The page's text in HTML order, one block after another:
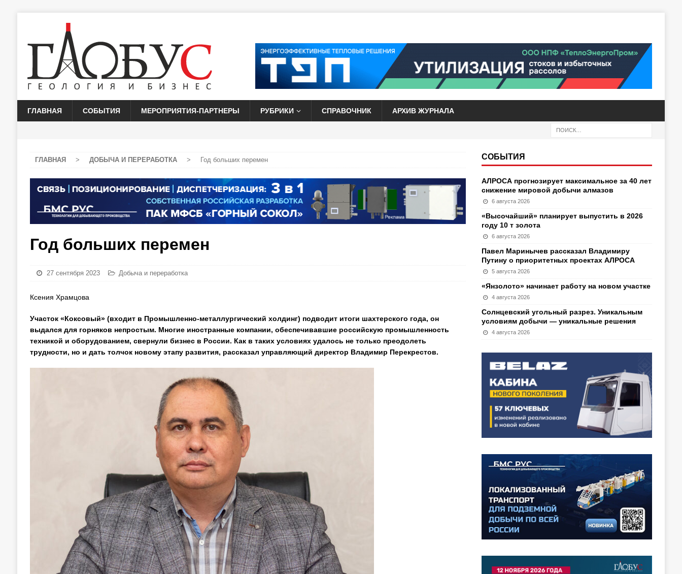
ГЛАВНАЯ СОБЫТИЯ МЕРОПРИЯТИЯ-ПАРТНЕРЫ РУБРИКИ СПРАВОЧНИК АРХИВ ЖУРНАЛА
ГЛАВНАЯ > ДОБЫЧА И ПЕРЕРАБОТКА > Год больших перемен
Год больших перемен
27 сентября 2023 Добыча и переработка
Ксения Храмцова
Участок «Коксовый» (входит в Промышленно-металлургический холдинг) подводит итоги шахтерского года, он
выдался для горняков непростым. Многие иностранные компании, обеспечивавшие российскую промышленность
техникой и оборудованием, свернули бизнес в России. Как в таких условиях удалось не только преодолеть
трудности, но и дать толчок новому этапу развития, рассказал управляющий директор Владимир Перекрестов.
СОБЫТИЯ
АЛРОСА прогнозирует максимальное за 40 лет
снижение мировой добычи алмазов
6 августа 2026
«Высочайший» планирует выпустить в 2026
году 10 т золота
6 августа 2026
Павел Маринычев рассказал Владимиру
Путину о приоритетных проектах АЛРОСА
5 августа 2026
«Янзолото» начинает работу на новом участке
4 августа 2026
Солнцевский угольный разрез. Уникальным
условиям добычи — уникальные решения
4 августа 2026